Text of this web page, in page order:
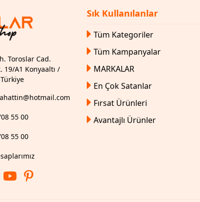
Toroslar Cad.
19/A1 Konyaaltı /
55 00
55 00
Sık Kullanılanlar
Tüm Kategoriler
Tüm Kampanyalar
MARKALAR
En Çok Satanlar
Fırsat Ürünleri
Avantajlı Ürünler